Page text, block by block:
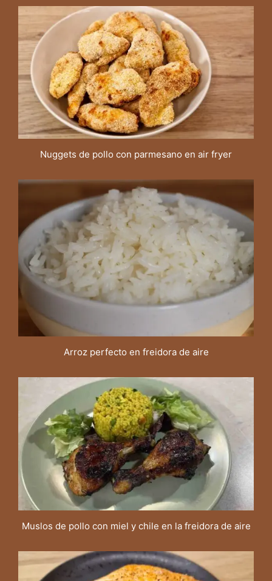
Nuggets de pollo con parmesano en air fryer
Arroz perfecto en freidora de aire
Muslos de pollo con miel y chile en la freidora de aire